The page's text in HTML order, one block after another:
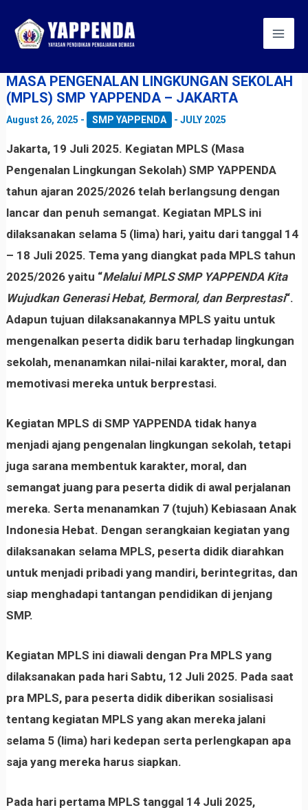
content
MASA PENGENALAN LINGKUNGAN SEKOLAH
(MPLS) SMP YAPPENDA – JAKARTA
August 26, 2025 - SMP YAPPENDA -JULY 2025
Jakarta, 19 Juli 2025. Kegiatan MPLS (Masa
Pengenalan Lingkungan Sekolah) SMP YAPPENDA
tahun ajaran 2025/2026 telah berlangsung dengan
lancar dan penuh semangat. Kegiatan MPLS ini
dilaksanakan selama 5 (lima) hari, yaitu dari tanggal 14
– 18 Juli 2025. Tema yang diangkat pada MPLS tahun
2025/2026 yaitu “Melalui MPLS SMP YAPPENDA Kita
Wujudkan Generasi Hebat, Bermoral, dan Berprestasi“.
Adapun tujuan dilaksanakannya MPLS yaitu untuk
mengenalkan peserta didik baru terhadap lingkungan
sekolah, menanamkan nilai-nilai karakter, moral, dan
memotivasi mereka untuk berprestasi.
Kegiatan MPLS di SMP YAPPENDA tidak hanya
menjadi ajang pengenalan lingkungan sekolah, tetapi
juga sarana membentuk karakter, moral, dan
semangat juang para peserta didik di awal perjalanan
mereka. Serta menanamkan 7 (tujuh) Kebiasaan Anak
Indonesia Hebat. Dengan serangkaian kegiatan yang
dilaksanakan selama MPLS, peserta didik diarahkan
untuk menjadi pribadi yang mandiri, berintegritas, dan
siap menghadapi tantangan pendidikan di jenjang
SMP.
Kegiatan MPLS ini diawali dengan Pra MPLS yang
dilaksanakan pada hari Sabtu, 12 Juli 2025. Pada saat
pra MPLS, para peserta didik diberikan sosialisasi
tentang kegiatan MPLS yang akan mereka jalani
selama 5 (lima) hari kedepan serta perlengkapan apa
saja yang mereka harus siapkan.
Pada hari pertama MPLS tanggal 14 Juli 2025,
navigation